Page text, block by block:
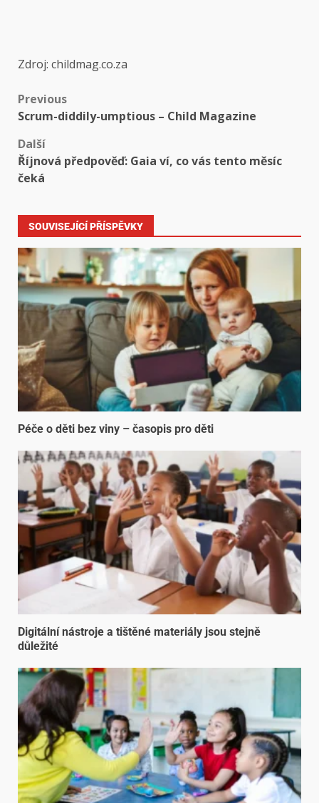
Zdroj: childmag.co.za
Previous
Scrum-diddily-umptious – Child Magazine
Další
Říjnová předpověď: Gaia ví, co vás tento měsíc
čeká
SOUVISEJÍCÍ PŘÍSPĚVKY
Péče o děti bez viny – časopis pro děti
Digitální nástroje a tištěné materiály jsou stejně
důležité